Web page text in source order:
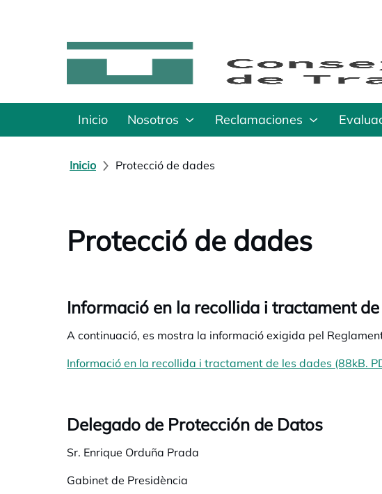
Inicio Nosotros Reclamaciones
Inicio Protecció de dades
Protecció de dades
Informació en la recollida i tractament
A continuació, es mostra la informació exigida pel
Informació en la recollida i tractament de les dades (88kB.
Delegado de Protección de Datos
Sr. Enrique Orduña Prada
Gabinet de Presidència